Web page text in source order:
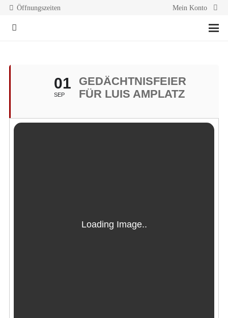
Öffnungszeiten Mein Konto
01
SEP
GEDÄCHTNISFEIER
FÜR LUIS AMPLATZ